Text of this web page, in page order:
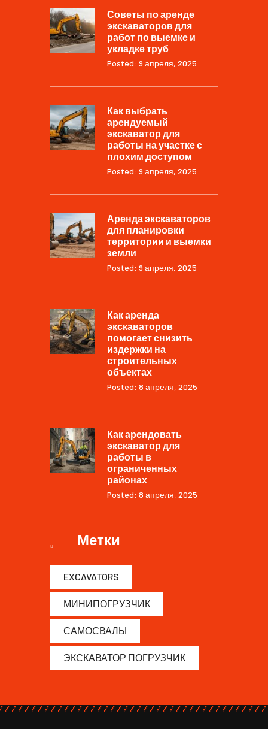
Советы по аренде
экскаваторов для
работ по выемке и
укладке труб
Posted: 9 апреля, 2025
Как выбрать
арендуемый
экскаватор для
работы на участке с
плохим доступом
Posted: 9 апреля, 2025
Аренда экскаваторов
для планировки
территории и выемки
земли
Posted: 9 апреля, 2025
Как аренда
экскаваторов
помогает снизить
издержки на
строительных
объектах
Posted: 8 апреля, 2025
Как арендовать
экскаватор для
работы в
ограниченных
районах
Posted: 8 апреля, 2025
Метки
EXCAVATORS
МИНИПОГРУЗЧИК
САМОСВАЛЫ
ЭКСКАВАТОР ПОГРУЗЧИК